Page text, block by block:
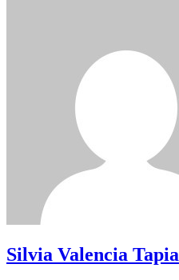
Silvia Valencia Tapia